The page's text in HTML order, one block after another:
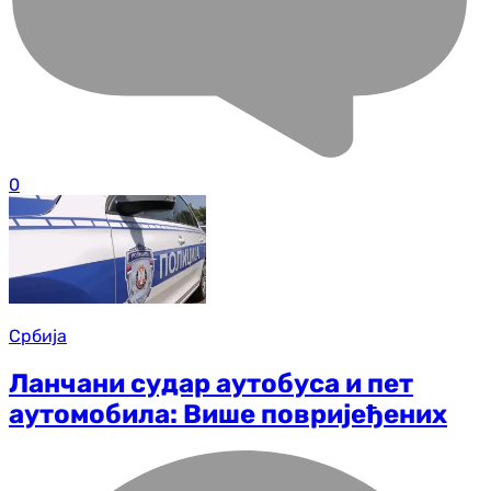
0
Србија
Ланчани судар аутобуса и пет
аутомобила: Више повријеђених